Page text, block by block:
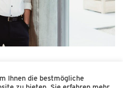
2026
Ihnen die bestmögliche